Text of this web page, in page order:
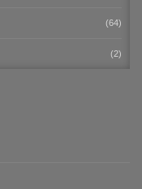
(64)
(2)